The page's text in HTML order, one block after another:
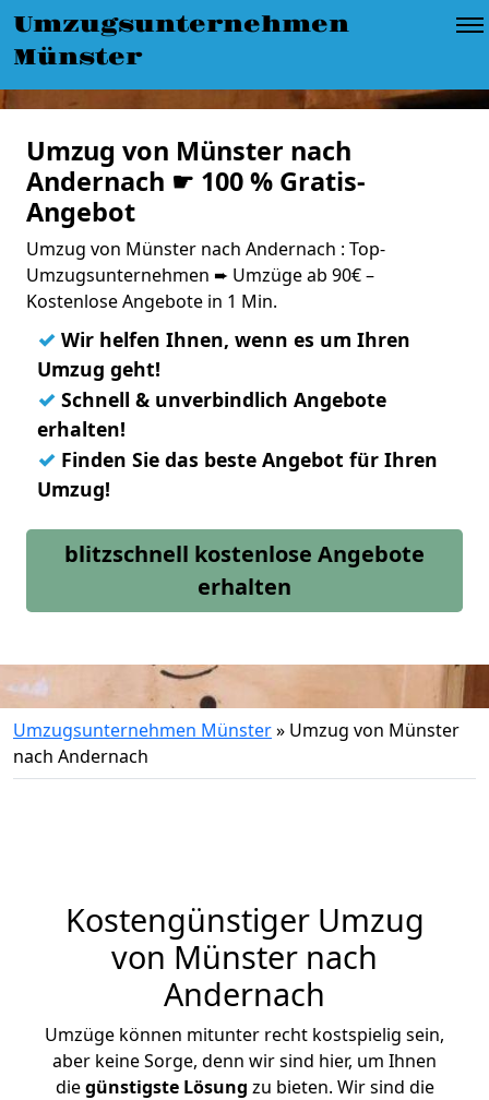
Umzugsunternehmen
Münster
Umzug von Münster nach
Andernach ☛ 100 % Gratis-
Angebot
Umzug von Münster nach Andernach : Top-
Umzugsunternehmen ➨ Umzüge ab 90€ –
Kostenlose Angebote in 1 Min.
✓ Wir helfen Ihnen, wenn es um Ihren
Umzug geht!
✓ Schnell & unverbindlich Angebote
erhalten!
✓ Finden Sie das beste Angebot für Ihren
Umzug!
blitzschnell kostenlose Angebote
erhalten
Umzugsunternehmen Münster» Umzug von Münster
nach Andernach
Kostengünstiger Umzug
von Münster nach
Andernach
Umzüge können mitunter recht kostspielig sein,
aber keine Sorge, denn wir sind hier, um Ihnen
diegünstigste Lösung zu bieten. Wir sind die